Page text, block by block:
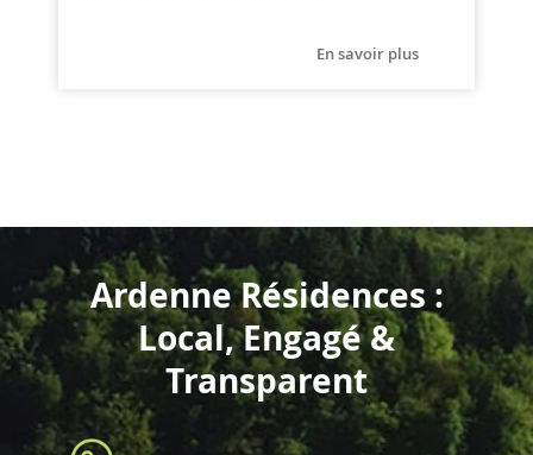
En savoir plus
Ardenne Résidences :
Local, Engagé &
Transparent